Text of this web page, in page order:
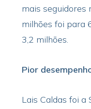
mais seguidores
milhões foi para
3,2 milhões.
Pior
Lais Caldas foi a